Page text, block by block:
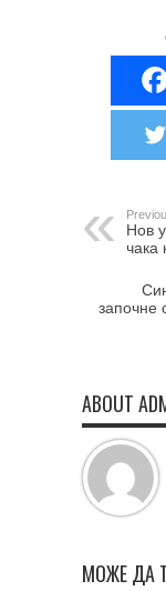
Нов
чака
започне
ABOUT
МОЖЕ ДА